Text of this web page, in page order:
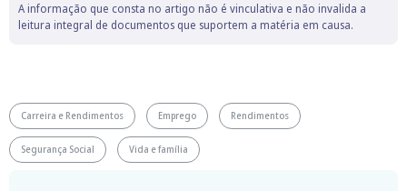
A informação que consta no artigo não é vinculativa e não invalida a
leitura integral de documentos que suportem a matéria em causa.
Carreira e Rendimentos Emprego Rendimentos
Segurança Social Vida e família